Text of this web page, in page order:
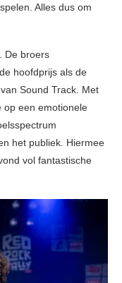
Alles dus om
De broers
hoofdprijs als de
Sound Track. Met
op een emotionele
het publiek. Hiermee
vol fantastische